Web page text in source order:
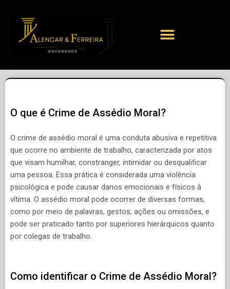
O que é Crime de Assédio Moral?
O crime de assédio moral é uma conduta abusiva e repetitiva
que ocorre no ambiente de trabalho, caracterizada por atos
que visam humilhar, constranger, intimidar ou desqualificar
uma pessoa. Essa prática é considerada uma violência
psicológica e pode causar danos emocionais e físicos à
vítima. O assédio moral pode ocorrer de diversas formas,
como por meio de palavras, gestos, ações ou omissões, e
pode ser praticado tanto por superiores hierárquicos quanto
por colegas de trabalho.
Como identificar o Crime de Assédio Moral?